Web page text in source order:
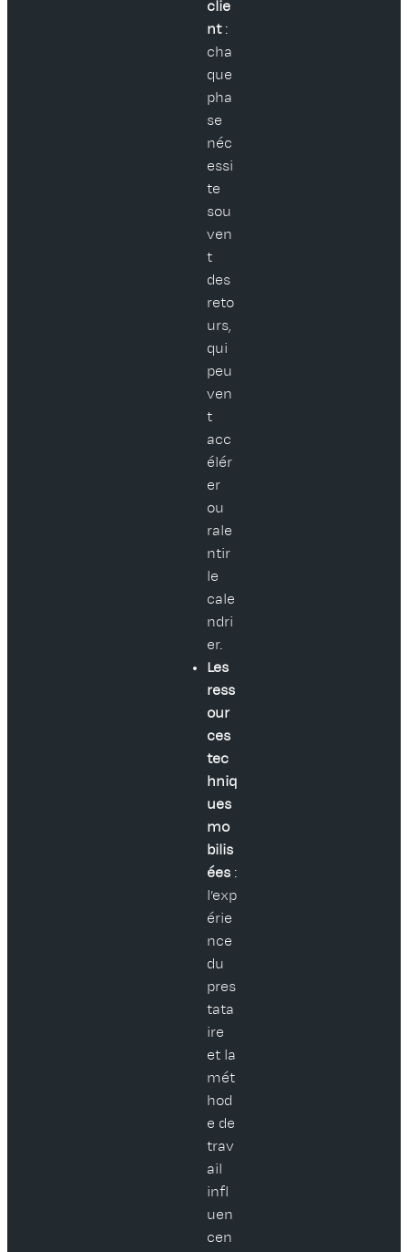
clie
nt:
cha
que
pha
se
néc
essi
te
sou
ven
t
des
reto
urs,
qui
peu
ven
t
acc
élér
er
ou
rale
ntir
le
cale
ndri
er.
Les
ress
our
ces
tec
hniq
ues
mo
bilis
ées :
l’exp
érie
nce
du
pres
tata
ire
et la
mét
hod
e de
trav
ail
infl
uen
cen